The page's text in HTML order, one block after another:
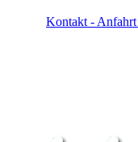
Kontakt - Anfahrt